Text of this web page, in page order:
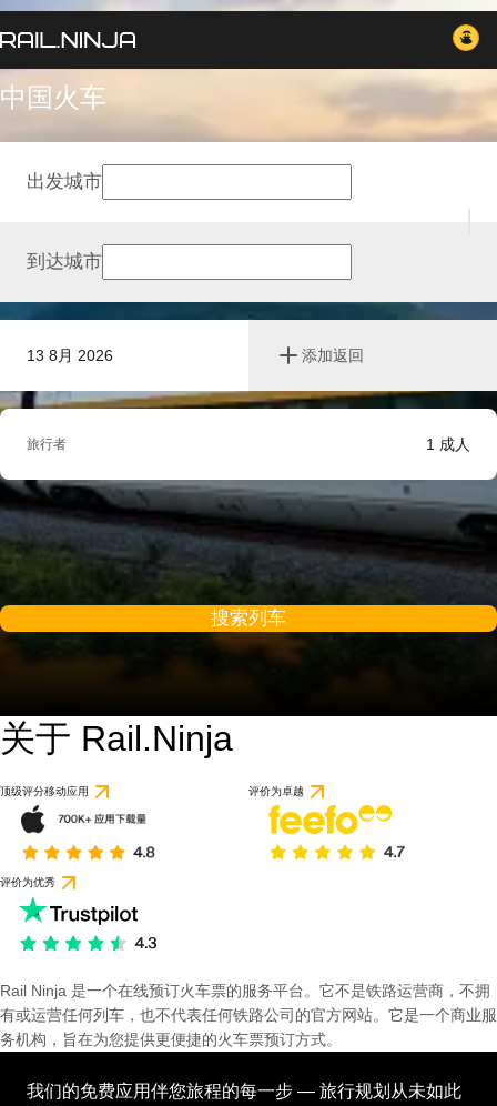
中国火车
13 8月 2026 添加返回
出发城市
到达城市
旅行者 1 成人
搜索列车
关于 Rail.Ninja
顶级评分移动应用 评价为卓越
评价为优秀
Rail Ninja 是一个在线预订火车票的服务平台。它不是铁路运营商，不拥
有或运营任何列车，也不代表任何铁路公司的官方网站。它是一个商业服
务机构，旨在为您提供更便捷的火车票预订方式。
我们的免费应用伴您旅程的每一步 — 旅行规划从未如此